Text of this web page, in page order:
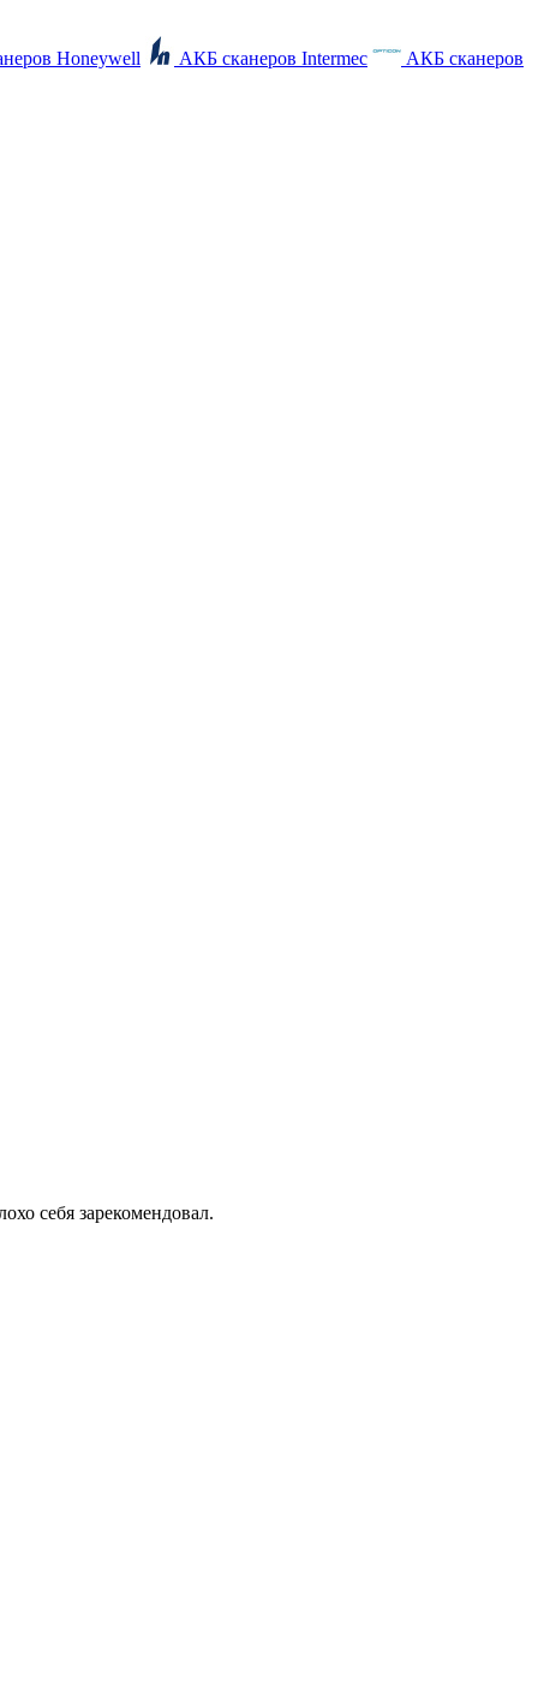
Honeywell АКБ сканеров Intermec
АКБ сканеров
себя зарекомендовал.